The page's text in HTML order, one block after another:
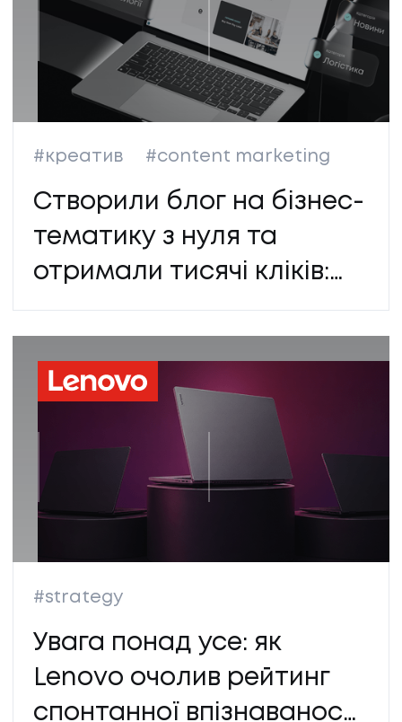
#креатив #content marketing
Створили блог на бізнес-
тематику з нуля та
отримали тисячі кліків:
кейс eDilo
#strategy
Увага понад усе: як
Lenovo очолив рейтинг
спонтанної впізнаваності